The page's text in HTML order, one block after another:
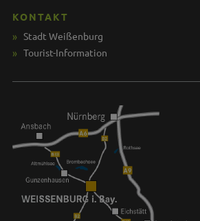
KONTAKT
Stadt Weißenburg
Tourist-Information